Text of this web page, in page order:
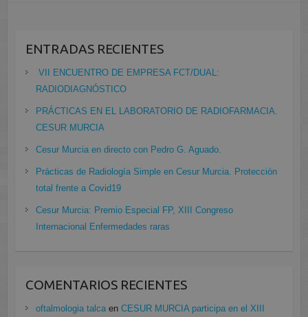
ENTRADAS RECIENTES
VII ENCUENTRO DE EMPRESA FCT/DUAL:
RADIODIAGNÓSTICO
PRÁCTICAS EN EL LABORATORIO DE RADIOFARMACIA.
CESUR MURCIA
Cesur Murcia en directo con Pedro G. Aguado.
Prácticas de Radiología Simple en Cesur Murcia. Protección
total frente a Covid19
Cesur Murcia: Premio Especial FP, XIII Congreso
Internacional Enfermedades raras
COMENTARIOS RECIENTES
oftalmologia talcaen CESUR MURCIA participa en el XIII